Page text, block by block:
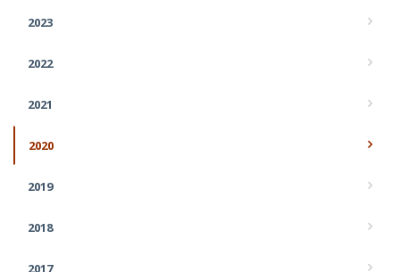
2023
2022
2021
2020
2019
2018
2017